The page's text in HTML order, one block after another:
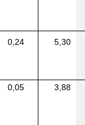
0,24 5,30
0,05 3,88